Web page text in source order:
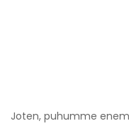
Joten, puhumme